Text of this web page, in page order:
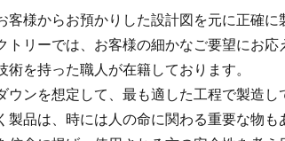
客様からお預かりした設計図を元に正確に
トリーでは、お客様の細かなご要望にお
術を持った職人が在籍しております。
ウンを想定して、最も適した工程で製造し
製品は、時には人の命に関わる重要な物も